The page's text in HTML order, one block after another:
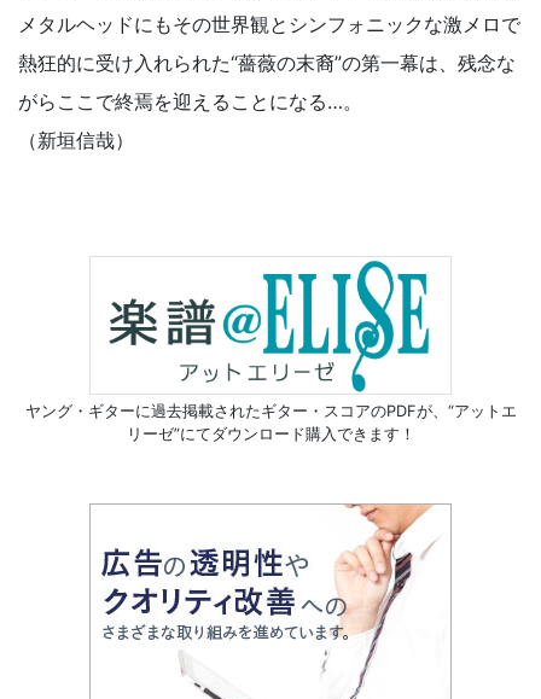
メタルヘッドにもその世界観とシンフォニックな激メロで
熱狂的に受け入れられた“薔薇の末裔”の第一幕は、残念な
がらここで終焉を迎えることになる…。
（新垣信哉）
ヤング・ギターに過去掲載されたギター・スコアのPDFが、 “アットエ
リーゼ”にてダウンロード購入できます！